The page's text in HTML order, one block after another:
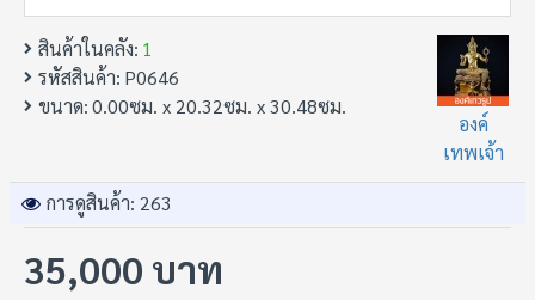
งานปั้นดินโบราณเก่า
อายุร่วมร้อยปี
สร้างขึ้นตามคติธรรมคำสอนของครูบาอาจารย์ในอดีต
มิได้สร้างขึ้นเพื่อความสวยงามเพียงอย่างเดียว
แต่สร้างขึ้นเพื่อเป็น "ครูเงียบ"
ที่คอยเตือนสติผู้ครอบครองอยู่ทุกวัน
สินค้าในคลัง: 1
รหัสสินค้า: P0646
ขนาด:0.00ซม. x 20.32ซม. x 30.48ซม.
องค์
เทพเจ้า
การดูสินค้า: 263
35,000 บาท